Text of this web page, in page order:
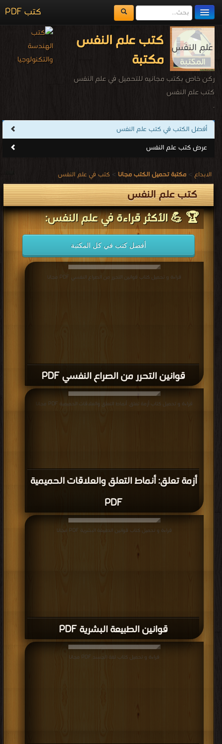
كتب PDF
مكتبة الكتب
المكتبات
يُقرأ حالياً
الفهرس
كتب علم النفس
مكتبة
ركن خاص بكتب مجانيه للتحميل في علم النفس
كتب علم النفس
.
أفضل الكتب في كتب علم النفس
عرض كتب علم النفس
الابداع > مكتبة تحميل الكتب مجانا > كتب في علم النفس
كتب علم النفس
🏆 💪 الأكثر قراءة في علم النفس:
أفضل كتب في كل المكتبة
قوانين التحرر من الصراع النفسي PDF
قراءة و تحميل كتاب قوانين التحرر من الصراع النفسي PDF مجانا
أزمة تعلق: أنماط التعلق والعلاقات الحميمية
PDF
قراءة و تحميل كتاب أزمة تعلق: أنماط التعلق والعلاقات الحميمية PDF مجانا
قوانين الطبيعة البشرية PDF
قراءة و تحميل كتاب قوانين الطبيعة البشرية PDF مجانا
قراءة و تحميل كتاب لغة الجسد PDF مجانا